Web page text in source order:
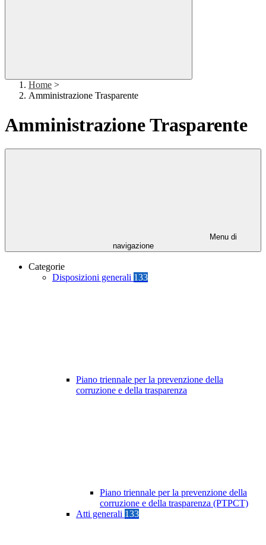
Home >
Amministrazione Trasparente
Amministrazione Trasparente
Menu di
navigazione
Categorie
Disposizioni generali 133
Piano triennale per la prevenzione della
corruzione e della trasparenza
Piano triennale per la prevenzione della
corruzione e della trasparenza (PTPCT)
Atti generali 133